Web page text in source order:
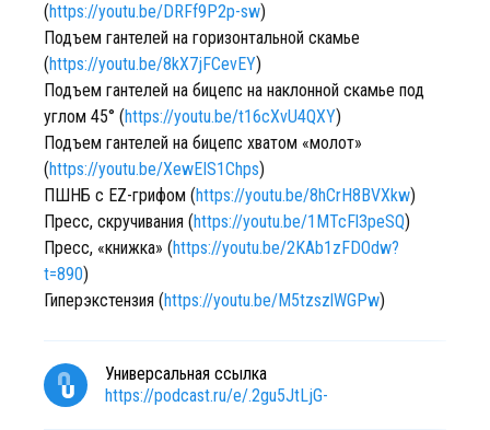
(https://youtu.be/DRFf9P2p-sw)
Подъем гантелей на горизонтальной скамье
(https://youtu.be/8kX7jFCevEY)
Подъем гантелей на бицепс на наклонной скамье под
углом 45° (https://youtu.be/t16cXvU4QXY)
Подъем гантелей на бицепс хватом «молот»
(https://youtu.be/XewEIS1Chps)
ПШНБ с EZ-грифом (https://youtu.be/8hCrH8BVXkw)
Пресс, скручивания (https://youtu.be/1MTcFl3peSQ)
Пресс, «книжка» (https://youtu.be/2KAb1zFDOdw?
t=890)
Гиперэкстензия (https://youtu.be/M5tzszlWGPw)
Универсальная ссылка
https://podcast.ru/e/.2gu5JtLjG-